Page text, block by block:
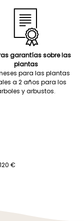
garantías sobre las
plantas
para las plantas
a 2 años para los
y arbustos.
€